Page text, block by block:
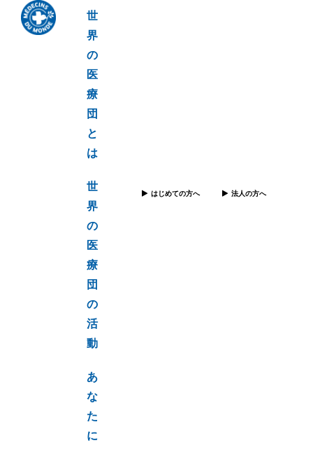
世
界
の
医
療
団
と
は
世
界
の
医
療
団
の
活
動
あ
な
た
に
はじめての方へ 法人の方へ